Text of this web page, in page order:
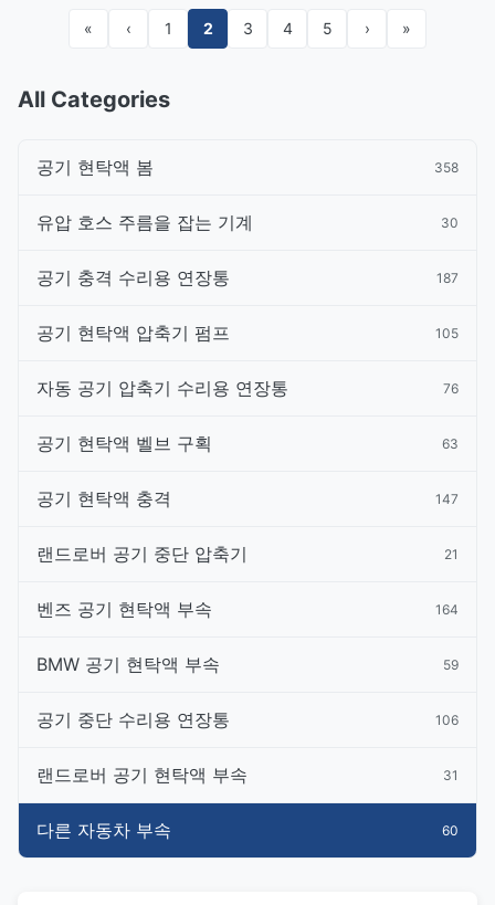
« ‹ 1 2 3 4 5 › »
All Categories
공기 현탁액 봄 358
유압 호스 주름을 잡는 기계 30
공기 충격 수리용 연장통 187
공기 현탁액 압축기 펌프 105
자동 공기 압축기 수리용 연장통 76
공기 현탁액 벨브 구획 63
공기 현탁액 충격 147
랜드로버 공기 중단 압축기 21
벤즈 공기 현탁액 부속 164
BMW 공기 현탁액 부속 59
공기 중단 수리용 연장통 106
랜드로버 공기 현탁액 부속 31
다른 자동차 부속 60